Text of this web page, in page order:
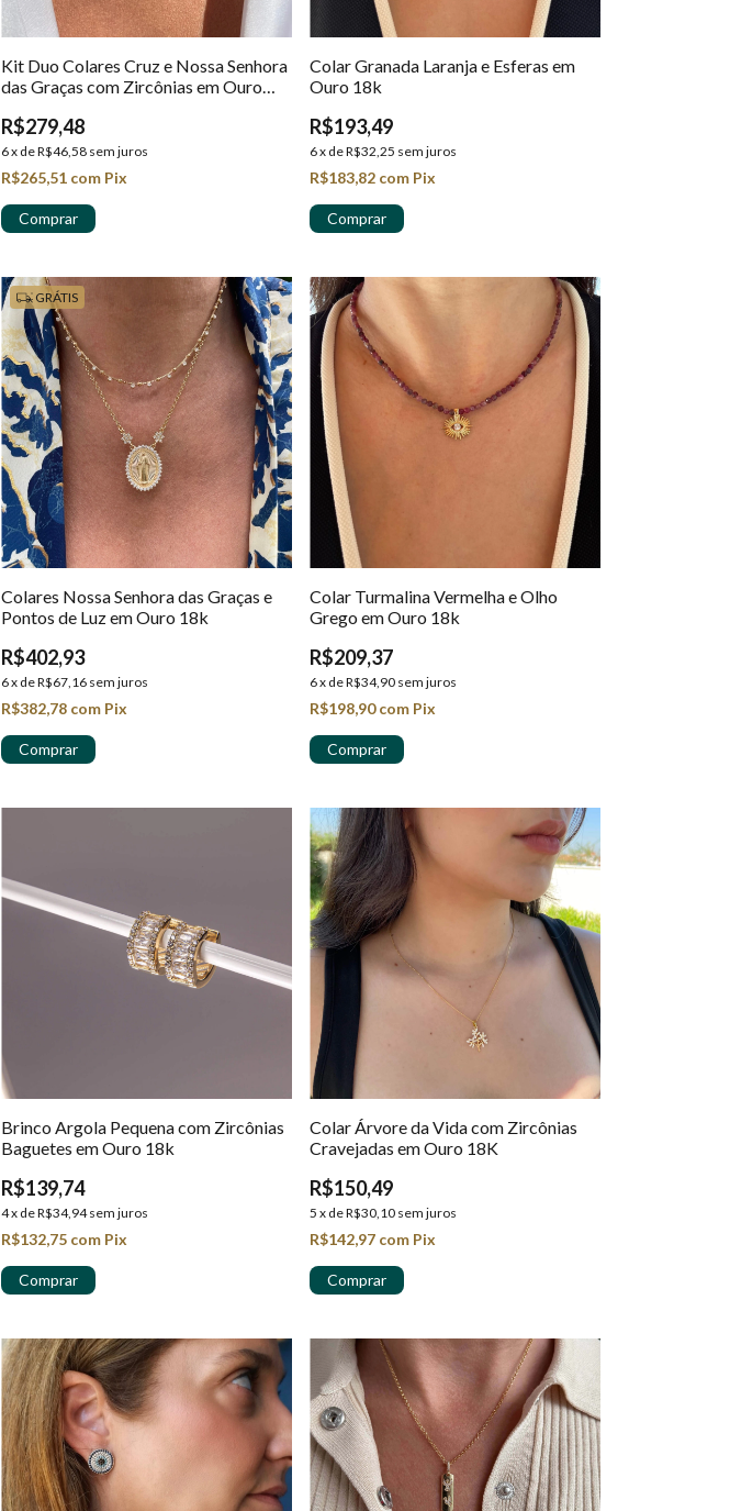
Kit Duo Colares Cruz e Nossa Senhora
das Graças com Zircônias em Ouro
R$279,48
6x deR$46,58 sem juros
R$265,51 com Pix
Colar Granada Laranja e Esferas em
Ouro 18k
R$193,49
6x deR$32,25 sem juros
R$183,82 com Pix
GRÁTIS
Colares Nossa Senhora das Graças e
Pontos de Luz em Ouro 18k
R$402,93
6x deR$67,16 sem juros
R$382,78 com Pix
Colar Turmalina Vermelha e Olho
Grego em Ouro 18k
R$209,37
6x deR$34,90 sem juros
R$198,90com Pix
Brinco Argola Pequena com Zircônias
Baguetes em Ouro 18k
R$139,74
4x deR$34,94 sem juros
R$132,75 com Pix
Colar Árvore da Vida com Zircônias
Cravejadas em Ouro 18K
R$150,49
5 x deR$30,10 sem juros
R$142,97 com Pix